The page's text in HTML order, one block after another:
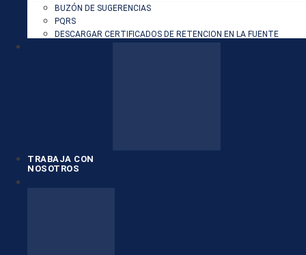
BUZÓN DE SUGERENCIAS
PQRS
DESCARGAR CERTIFICADOS DE RETENCION EN LA FUENTE
TRABAJA CON
NOSOTROS